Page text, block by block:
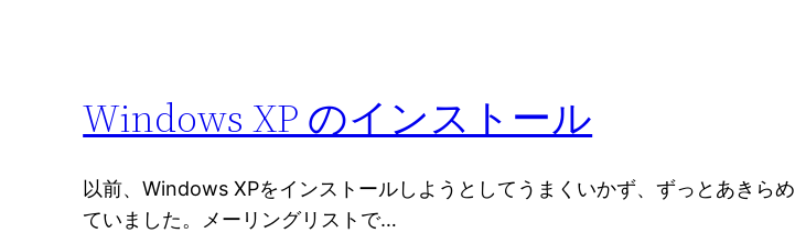
Windows XP のインストール
以前、Windows XPをインストールしようとしてうまくいかず、ずっとあきらめ
ていました。メーリングリストで…